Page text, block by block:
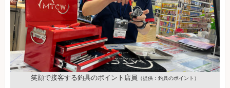
笑顔で接客する釣具のポイント店員 （提供：釣具のポイント）